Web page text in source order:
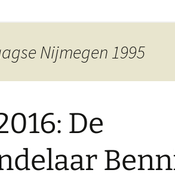
Historische
Nijmegen 1995
De